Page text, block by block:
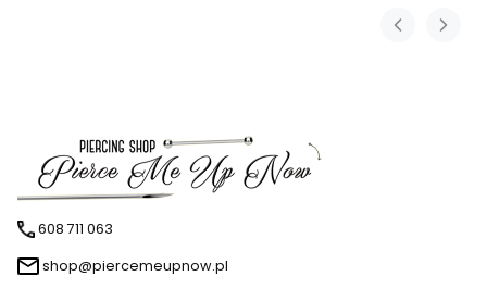
608 711 063
shop@piercemeupnow.pl